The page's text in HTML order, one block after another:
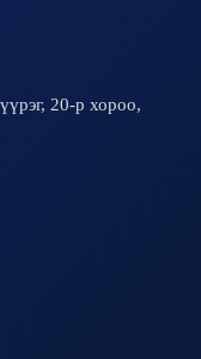
20-р хороо,